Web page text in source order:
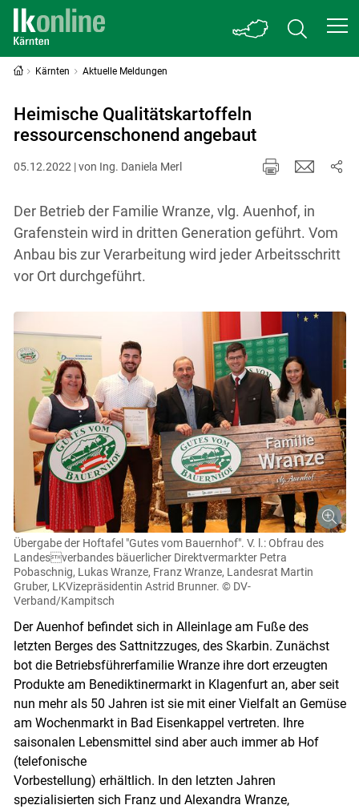
Kärnten Aktuelle Meldungen
Heimische Qualitätskartoffeln
ressourcenschonend angebaut
05.12.2022 | von Ing. Daniela Merl
Der Betrieb der Familie Wranze, vlg. Auenhof, in
Grafenstein wird in dritten Generation geführt. Vom
Anbau bis zur Verarbeitung wird jeder Arbeitsschritt
vor Ort durchgeführt.
Übergabe der Hoftafel "Gutes vom Bauernhof". V. l.: Obfrau des
Landesverbandes bäuerlicher Direktvermarkter Petra
Pobaschnig, Lukas Wranze, Franz Wranze, Landesrat Martin
Gruber, LK­Vizepräsidentin Astrid Brunner. © DV­
Verband/Kampitsch
Der Auenhof befindet sich in Alleinlage am Fuße des
letzten Berges des Sattnitzzuges, des Skarbin. Zunächst
bot die Betriebsführerfamilie Wranze ihre dort erzeugten
Produkte am Benediktinermarkt in Klagenfurt an, aber seit
nun mehr als 50 Jahren ist sie mit einer Vielfalt an Gemüse
am Wochenmarkt in Bad Eisenkappel vertreten. Ihre
saisonalen Lebensmittel sind aber auch immer ab Hof
(telefonische
Vorbestellung) erhältlich. In den letzten Jahren
spezialisierten sich Franz und Alexandra Wranze,